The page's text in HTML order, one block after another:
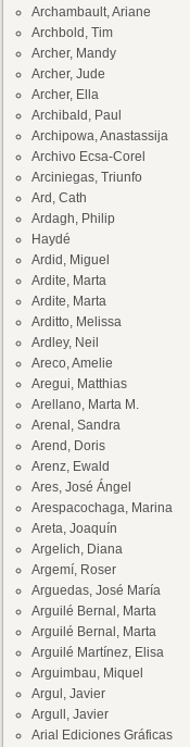
Archambault, Ariane
Archbold, Tim
Archer, Mandy
Archer, Jude
Archer, Ella
Archibald, Paul
Archipowa, Anastassija
Archivo Ecsa-Corel
Arciniegas, Triunfo
Ard, Cath
Ardagh, Philip
Haydé
Ardid, Miguel
Ardite, Marta
Ardite, Marta
Arditto, Melissa
Ardley, Neil
Areco, Amelie
Aregui, Matthias
Arellano, Marta M.
Arenal, Sandra
Arend, Doris
Arenz, Ewald
Ares, José Ángel
Arespacochaga, Marina
Areta, Joaquín
Argelich, Diana
Argemí, Roser
Arguedas, José María
Arguilé Bernal, Marta
Arguilé Bernal, Marta
Arguilé Martínez, Elisa
Arguimbau, Miquel
Argul, Javier
Argull, Javier
Arial Ediciones Gráficas